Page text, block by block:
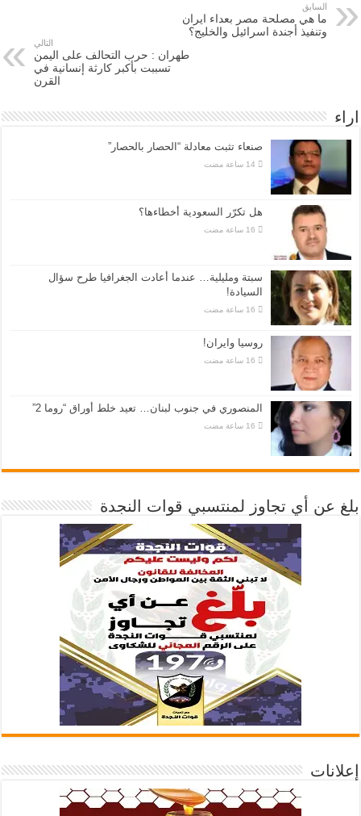
السابق
ما هي مصلحة مصر بعداء ايران
وتنفيذ أجندة اسرائيل والخليج؟
التالي
طهران : حرب التحالف على اليمن
تسببت بأكبر كارثة إنسانية في
القرن
اراء
صنعاء تثبت معادلة “الحصار بالحصار”
هل تكرّر السعودية أخطاءها؟
سبتة ومليلية… عندما أعادت الجغرافيا طرح سؤال
السيادة!
روسيا وايران!
المنصوري في جنوب لبنان… تعيد خلط أوراق “روما 2”
بلغ عن أي تجاوز لمنتسبي قوات النجدة
إعلانات